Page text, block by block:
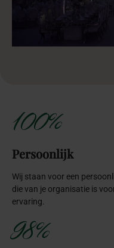
100%
Persoonlijk
Wij staan voor een
die van je organisatie is
ervaring.
98%